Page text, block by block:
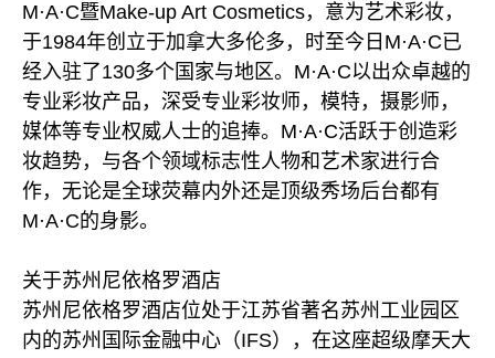
M·A·C暨Make-up Art Cosmetics，意为艺术彩妆，
于1984年创立于加拿大多伦多，时至今日M·A·C已
经入驻了130多个国家与地区。M·A·C以出众卓越的
专业彩妆产品，深受专业彩妆师，模特，摄影师，
媒体等专业权威人士的追捧。M·A·C活跃于创造彩
妆趋势，与各个领域标志性人物和艺术家进行合
作，无论是全球荧幕内外还是顶级秀场后台都有
M·A·C的身影。
关于苏州尼依格罗酒店
苏州尼依格罗酒店位处于江苏省著名苏州工业园区
内的苏州国际金融中心（IFS），在这座超级摩天大